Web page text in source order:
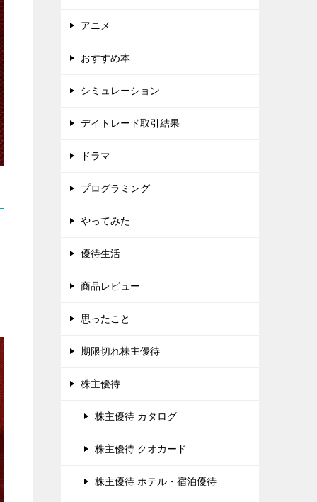
アニメ
おすすめ本
シミュレーション
デイトレード取引結果
ドラマ
プログラミング
やってみた
優待生活
商品レビュー
思ったこと
期限切れ株主優待
株主優待
株主優待 カタログ
株主優待 クオカード
株主優待 ホテル・宿泊優待